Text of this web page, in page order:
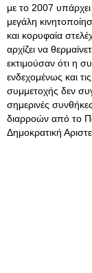
με το 2007
μεγάλη
και κορυφαία
αρχίζει να
εκτιμούσαν ότι η
ενδεχομένως και
συμμετοχής δεν
σημερινές
διαρροών από το
Δημοκρατική